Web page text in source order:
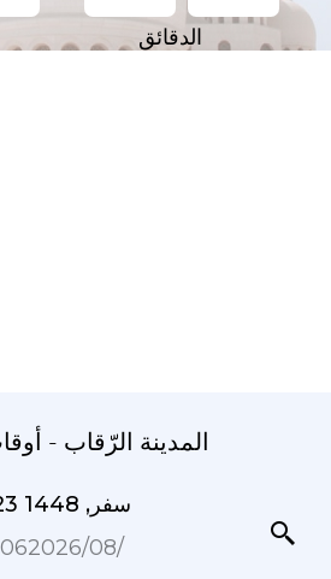
الدقائق
المدينة الرّقاب -
23 سفر, 1448
06‏/08‏/2026